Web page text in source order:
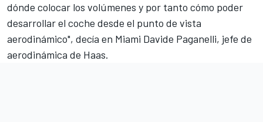
dónde colocar los volúmenes y por tanto cómo poder
desarrollar el coche desde el punto de vista
aerodinámico", decía en Miami Davide Paganelli, jefe de
aerodinámica de Haas.